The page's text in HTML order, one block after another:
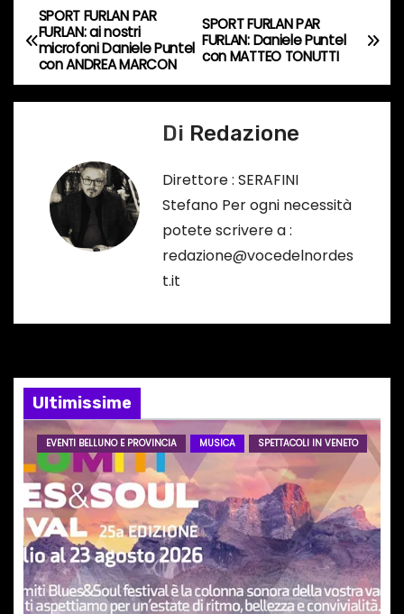
o
r
s
N
a
v
o
e
a
r
t
i
c
SPORT FURLAN PAR
FURLAN: Daniele Puntel
con MATTEO TONUTTI
SPORT FURLAN PAR
FURLAN: ai nostri
microfoni Daniele Puntel
con ANDREA MARCON
Di Redazione
Direttore : SERAFINI
Stefano Per ogni necessità
potete scrivere a :
redazione@vocedelnordes
t.it
Ultimissime
EVENTI BELLUNO E PROVINCIA MUSICA SPETTACOLI IN VENETO